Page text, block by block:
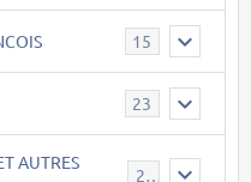
15
23
AUTRES
22